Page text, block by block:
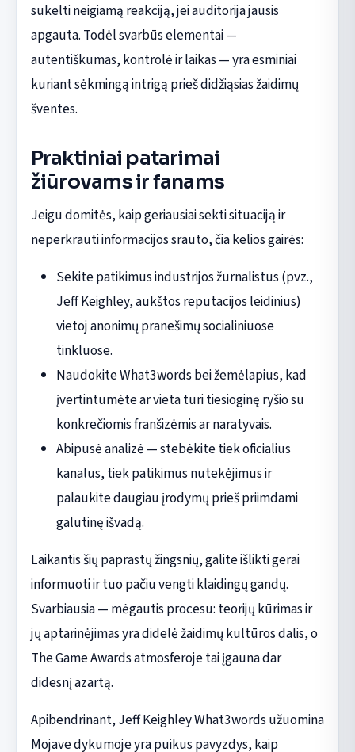
sukelti neigiamą reakciją, jei auditorija jausis
apgauta. Todėl svarbūs elementai —
autentiškumas, kontrolė ir laikas — yra esminiai
kuriant sėkmingą intrigą prieš didžiąsias žaidimų
šventes.
Praktiniai patarimai
žiūrovams ir fanams
Jeigu domitės, kaip geriausiai sekti situaciją ir
neperkrauti informacijos srauto, čia kelios gairės:
Sekite patikimus industrijos žurnalistus (pvz.,
Jeff Keighley, aukštos reputacijos leidinius)
vietoj anonimų pranešimų socialiniuose
tinkluose.
Naudokite What3words bei žemėlapius, kad
įvertintumėte ar vieta turi tiesioginę ryšio su
konkrečiomis franšizėmis ar naratyvais.
Abipusė analizė — stebėkite tiek oficialius
kanalus, tiek patikimus nutekėjimus ir
palaukite daugiau įrodymų prieš priimdami
galutinę išvadą.
Laikantis šių paprastų žingsnių, galite išlikti gerai
informuoti ir tuo pačiu vengti klaidingų gandų.
Svarbiausia — mėgautis procesu: teorijų kūrimas ir
jų aptarinėjimas yra didelė žaidimų kultūros dalis, o
The Game Awards atmosferoje tai įgauna dar
didesnį azartą.
Apibendrinant, Jeff Keighley What3words užuomina
Mojave dykumoje yra puikus pavyzdys, kaip